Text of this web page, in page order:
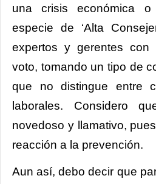
una crisis económica
especie de ‘Alta
expertos y gerentes
voto, tomando un tipo de
que no distingue entre
laborales. Considero
novedoso y llamativo,
reacción a la prevención.
Aun así, debo decir que